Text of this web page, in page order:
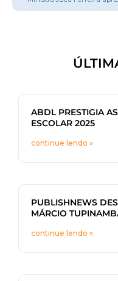
ABDL PRESTIGIA
ESCOLAR 2025
continue lendo »
PUBLISHNEWS
MÁRCIO
continue lendo »